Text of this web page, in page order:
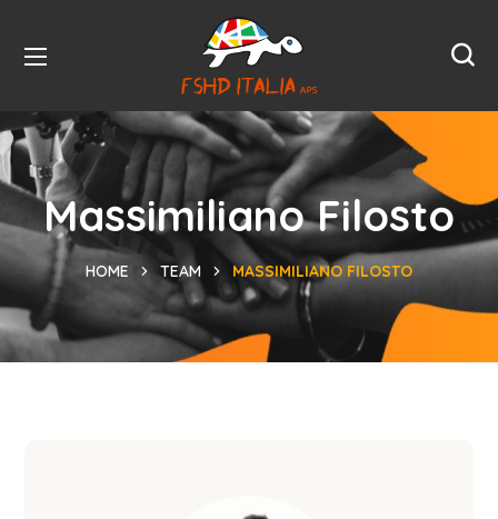
Massimiliano Filosto
HOME TEAM MASSIMILIANO FILOSTO